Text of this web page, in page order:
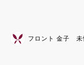
フロント 金子 未